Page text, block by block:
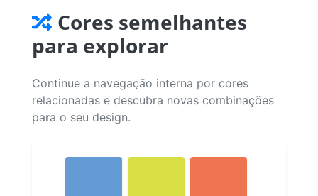
Cores semelhantes
para explorar
Continue a navegação interna por cores
relacionadas e descubra novas combinações
para o seu design.